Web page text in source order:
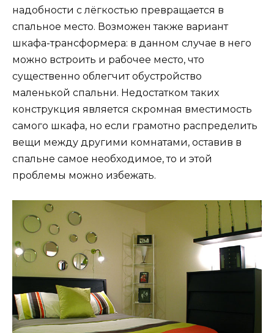
надобности с лёгкостью превращается в
спальное место. Возможен также вариант
шкафа-трансформера: в данном случае в него
можно встроить и рабочее место, что
существенно облегчит обустройство
маленькой спальни. Недостатком таких
конструкция является скромная вместимость
самого шкафа, но если грамотно распределить
вещи между другими комнатами, оставив в
спальне самое необходимое, то и этой
проблемы можно избежать.